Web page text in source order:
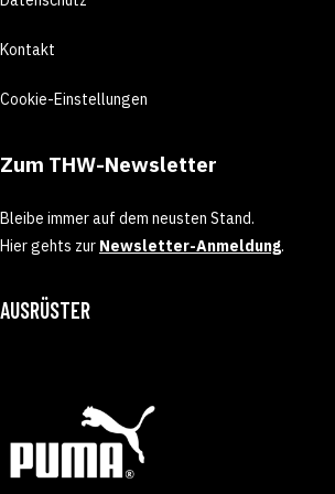
Kontakt
Cookie-Einstellungen
Zum THW-Newsletter
Bleibe immer auf dem neusten Stand.
Hier gehts zur Newsletter-Anmeldung.
AUSRÜSTER